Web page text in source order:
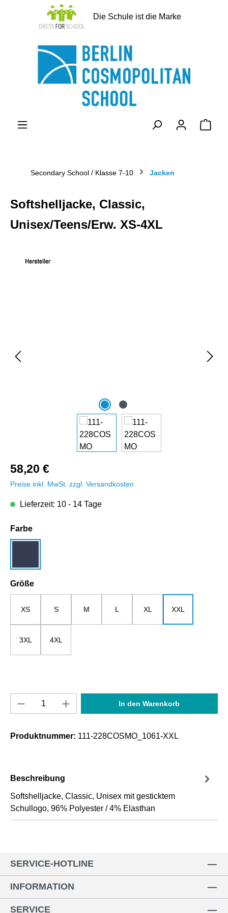
springen
Die Schule ist die Marke
Secondary School / Klasse 7-10 Jacken
Softshelljacke, Classic,
Unisex/Teens/Erw. XS-4XL
58,20 €
Preise inkl. MwSt. zzgl. Versandkosten
Lieferzeit: 10 - 14 Tage
Farbeauswählen
Größeauswählen
XS S M L XL XXL
3XL 4XL
Produkt Anzahl: Gib den gewünschten
In den Warenkorb
Produktnummer: 111-228COSMO_1061-XXL
Beschreibung
Softshelljacke, Classic, Unisex mit gesticktem
Schullogo, 96% Polyester / 4% Elasthan
SERVICE-HOTLINE
INFORMATION
SERVICE